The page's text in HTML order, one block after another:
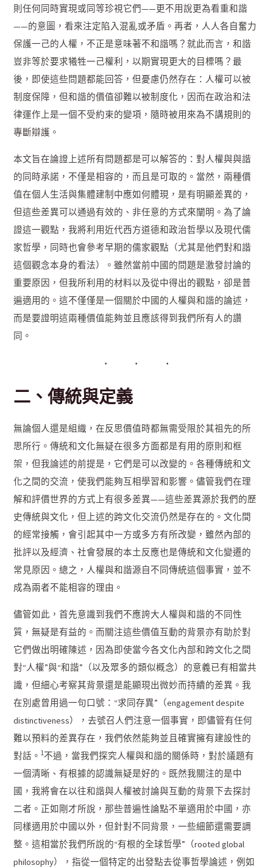
則任何同時實現或同等珍視它們——更不用說更為看重和諧
——的意圖，看來注定陷入混亂或矛盾。再者，人人各自奮力
保護一己的人權，不正是意味著不和諧嗎？就此而言，和諧
豈非等於要求犧牲一己權利，以期實現更大的目標嗎？最
後，即使這些問題都能回答，但憂慮仍然存在：人權可以被
制度保障，但和諧的價值卻難以被制度化，因而在政治和法
律運作上是一個不受約束的變項，隨時被用來為不講規則的
專斷辯護。
本文旨在論證上述所有問題都是可以解答的：對人權與與諧
的同時承諾，不僅是相容的，而且是可取的。當然，兩種價
值在個人生活與集體建制中應如何體現，是有明顯差異的，
但這些差異可以通過有效的、非任意的方式來闡明。為了論
證這一觀點，我將利用近代西方道德和政治哲學以及現代儒
家哲學，同時也會參考早期的儒家觀點（尤其是他們對和諧
這個觀念本身的看法）。雖然當前中國的問題是激發討論的
重要原因，但我所利用的材料以及從中得出的觀點，卻是普
遍適用的。這不僅僅是一個關於中國的人權與和諧的論述，
而是要證明這兩種價值能夠並且應該得到我們所有人的讚
同。
二、傳統與定義
無論個人還是組織，在反思價值時都無需受限於其祖先的所
思所行。傳統和文化無疑在很多方面都是有用的原則和框
架，但我論述的前提是，它們是可以改變的。各種傳統和文
化之間的交流，使我們能夠互相學習和影響。儘管我們在理
解和評價世界的方式上有很多差異——這些差異源於我們的歷
史傳統與文化，但上述的跨文化交流仍然是存在的。文化間
的經常接觸，會引起其中一方或多方有所改變，雖然內部的
批評以及經濟、社會發展的本土反應也是傳統和文化變遷的
常見原因。總之，人權與和諧源自不同傳統這個事實，並不
成為兩者不能相容的理由。
儘管如此，首先意識到我們不應誇大人權與和諧的不同性
質，無疑是有益的。而關注這些價值互動的背景亦有助於對
它們做出明確陳述，因為即使當今各文化內部和跨文化之間
對“人權”與“和諧”（以及眾多的類似概念）的意義已有相當共
識，但細心考察其背景還是能顯現出微妙而持續的差異。我
在別處曾用過一句口號：“求同存異”（engagement despite
distinctiveness），去號召人們注意一個事實，即儘管有任何
難以預料的差異存在，我們依然能夠並且確實擁有建設性的
對話。1不過，當我們探究人權與和諧的關係時，對於議題有
一個清晰、有根據的認識無疑是好的。既然我關注的是中
國，我將會在以往和諧與人權被討論與互動的背景下去探討
二者。正如剛才所說，那些普遍性論點不單適用於中國，亦
同樣適用於中國以外，但針對不同背景，一些細節還需要調
整。這相當於我們所說的“有根的全球哲學”（rooted global
philosophy），指從一個特定的出發點去從事哲學論述，例如